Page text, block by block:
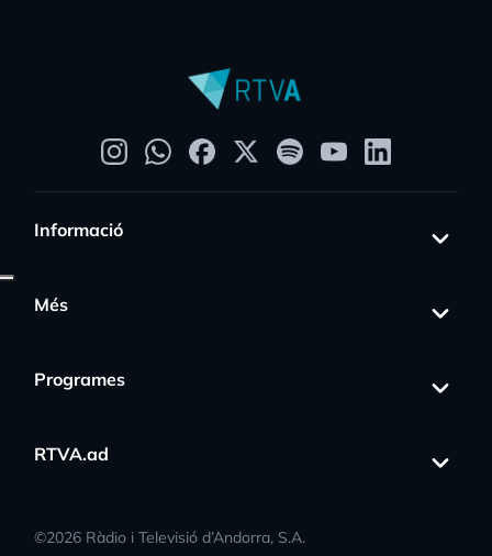
Informació
Més
Programes
RTVA.ad
©2026 Ràdio i Televisió d’Andorra, S.A.